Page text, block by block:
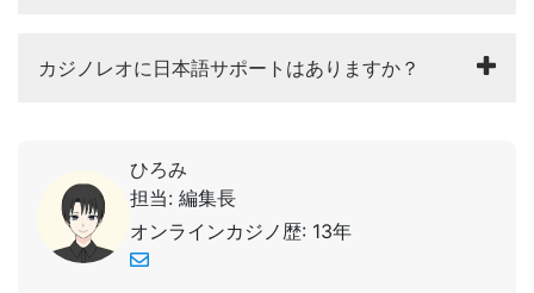
カジノレオに日本語サポートはありますか？
ひろみ
担当: 編集長
オンラインカジノ歴: 13年